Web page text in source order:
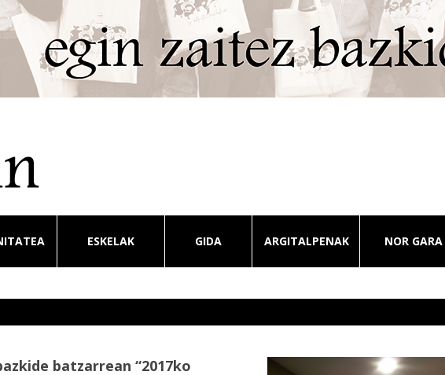
ESKELAK GIDA ARGITALPENAK NOR GARA
batzarrean “2017ko